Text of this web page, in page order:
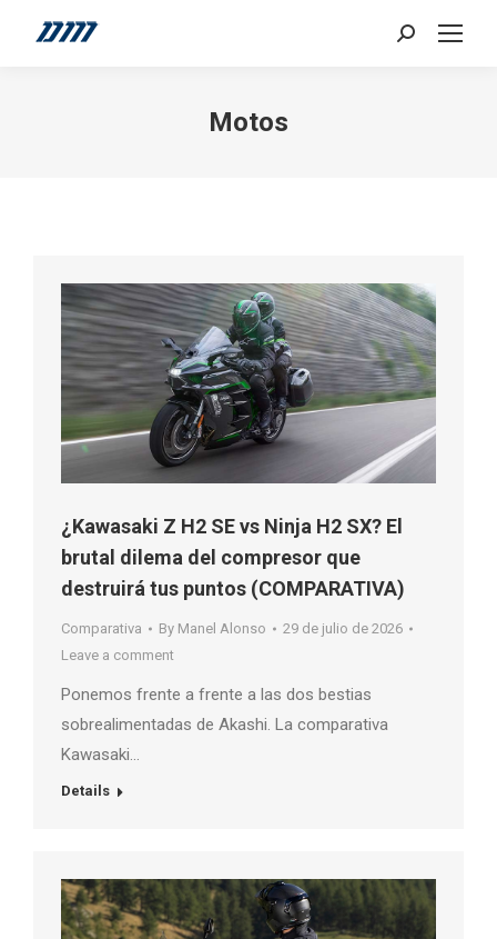
Search:
Motos
¿Kawasaki Z H2 SE vs Ninja H2 SX? El
brutal dilema del compresor que
destruirá tus puntos (COMPARATIVA)
Comparativa By Manel Alonso
29 de julio de 2026
Leave a comment
Ponemos frente a frente a las dos bestias
sobrealimentadas de Akashi. La comparativa
Kawasaki…
Details